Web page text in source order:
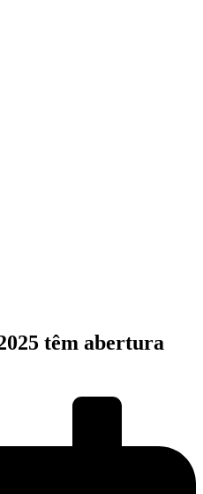
têm abertura